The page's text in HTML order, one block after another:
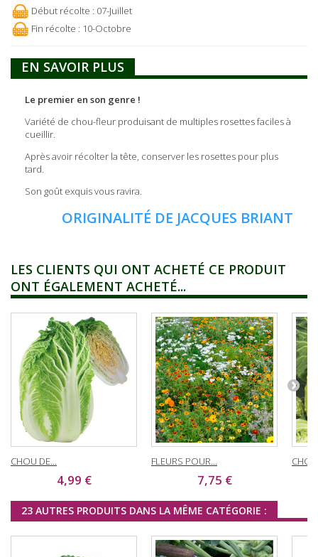
Début récolte : 07-Juillet
Fin récolte : 10-Octobre
EN SAVOIR PLUS
Le premier en son genre !
Variété de chou-fleur produisant de multiples rosettes faciles à
cueillir.
Après avoir récolter la tête, conserver les rosettes pour plus
tard.
Son goût exquis vous ravira.
ORIGINALITÉ DE JACQUES BRIANT
LES CLIENTS QUI ONT ACHETÉ CE PRODUIT
ONT ÉGALEMENT ACHETÉ...
CHOU DE...
4,99 €
FLEURS POUR...
7,75 €
23 AUTRES PRODUITS DANS LA MÊME CATÉGORIE :